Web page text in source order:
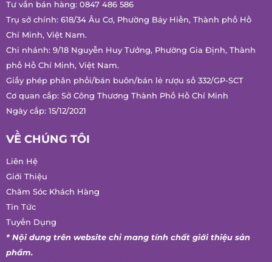
Tư vấn bán hàng: 0847 486 586
Trụ sở chính: 618/34 Âu Cơ, Phường Bảy Hiền, Thành phố Hồ
Chí Minh, Việt Nam.
Chi nhánh: 9/18 Nguyễn Huy Tưởng, Phường Gia Định, Thành
phố Hồ Chí Minh, Việt Nam.
Giấy phép phân phối/bán buôn/bán lẻ rượu số 332/GP-SCT
Cơ quan cấp: Sở Công Thương Thành Phố Hồ Chí Minh
Ngày cấp: 15/12/2021
VỀ CHÚNG TÔI
Liên Hệ
Giới Thiệu
Chăm Sóc Khách Hàng
Tin Tức
Tuyển Dụng
* Nội dung trên website chỉ mang tính chất giới thiệu sản
phẩm.